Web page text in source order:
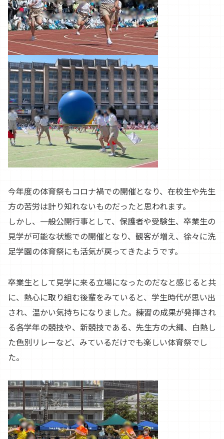
今年度の体育祭もコロナ禍での開催となり、在校生や先生
方の苦労は計り知れないものだったと思われます。
しかし、一般公開行事として、保護者や受験生、卒業生の
見学が可能な状態での開催となり、観客が増え、徐々に洗
足学園の体育祭にも活気が戻ってきたようです。
卒業生として見学に来る立場になったのだなと感じると共
に、熱心に取り組む後輩をみていると、学生時代が思い出
され、温かい気持ちになりました。練習の成果が発揮され
る各学年の競技や、新競技である、先生方の大縄、白熱し
た色別リレーなど、みているだけでも楽しい体育祭でし
た。